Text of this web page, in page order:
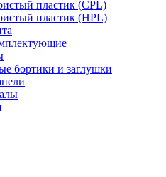
пластик (CPL)
пластик (HPL)
бортики и заглушки